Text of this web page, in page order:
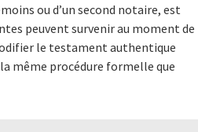
ou d’un second notaire, est
peuvent survenir au moment de
le testament authentique
même procédure formelle que